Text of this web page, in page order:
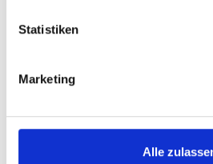
Statistiken
Marketing
Alle